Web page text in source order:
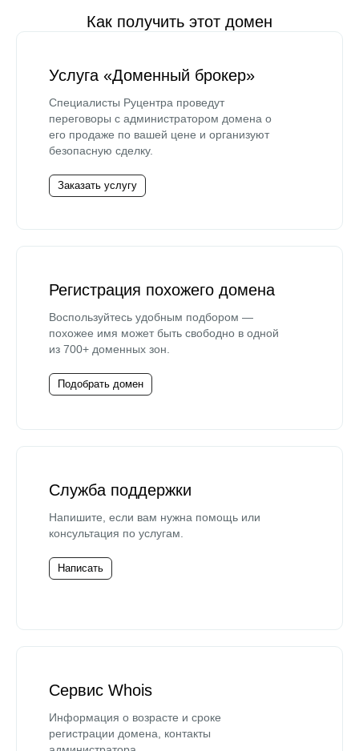
Как получить этот домен
Услуга «Доменный брокер»
Специалисты Руцентра проведут
переговоры с администратором домена о
его продаже по вашей цене и организуют
безопасную сделку.
Заказать услугу
Регистрация похожего домена
Воспользуйтесь удобным подбором —
похожее имя может быть свободно в одной
из 700+ доменных зон.
Подобрать домен
Служба поддержки
Напишите, если вам нужна помощь или
консультация по услугам.
Написать
Сервис Whois
Информация о возрасте и сроке
регистрации домена, контакты